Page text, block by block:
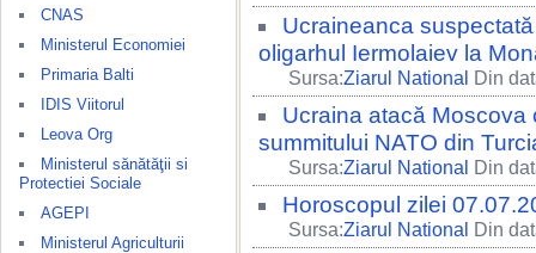
CNAS
Ministerul Economiei
Primaria Balti
IDIS Viitorul
Leova Org
Ministerul sănătăţii si
Protectiei Sociale
AGEPI
Ministerul Agriculturii
Ucraineanca
oligarhul Iermolaiev la
Sursa:Ziarul National Din
Ucraina atacă
summitului NATO din
Sursa:Ziarul National Din
Horoscopul zilei
Sursa:Ziarul National Din